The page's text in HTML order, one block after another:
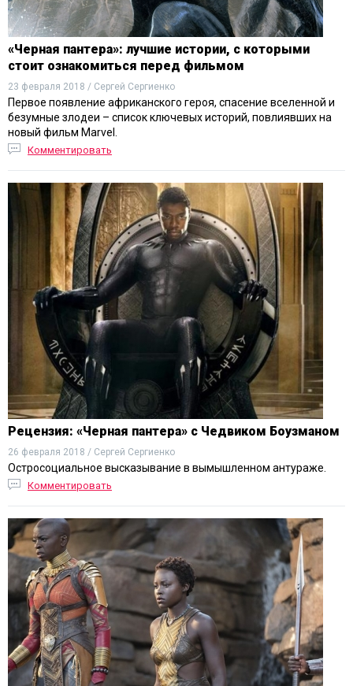
«Черная пантера»: лучшие истории, с которыми
стоит ознакомиться перед фильмом
23 февраля 2018 / Сергей Сергиенко
Первое появление африканского героя, спасение вселенной и
безумные злодеи – список ключевых историй, повлиявших на
новый фильм Marvel.
Комментировать
Рецензия: «Черная пантера» с Чедвиком Боузманом
26 февраля 2018 / Сергей Сергиенко
Остросоциальное высказывание в вымышленном антураже.
Комментировать